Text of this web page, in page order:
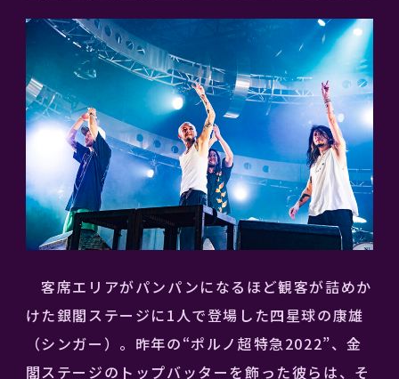
客席エリアがパンパンになるほど観客が詰めか
けた銀閣ステージに1人で登場した四星球の康雄
（シンガー）。昨年の“ポルノ超特急2022”、金
閣ステージのトップバッターを飾った彼らは、そ